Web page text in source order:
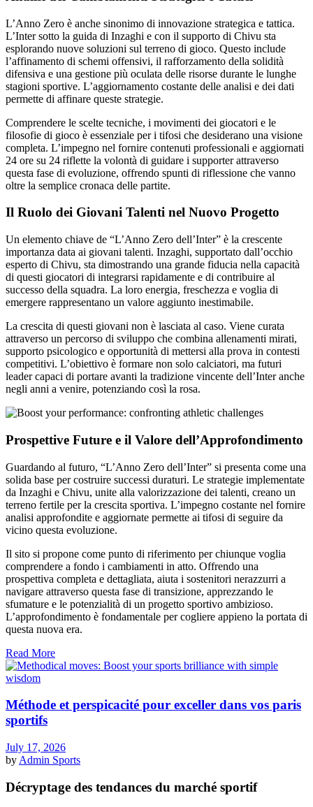
L’Anno Zero è anche sinonimo di innovazione strategica e tattica.
L’Inter sotto la guida di Inzaghi e con il supporto di Chivu sta
esplorando nuove soluzioni sul terreno di gioco. Questo include
l’affinamento di schemi offensivi, il rafforzamento della solidità
difensiva e una gestione più oculata delle risorse durante le lunghe
stagioni sportive. L’aggiornamento costante delle analisi e dei dati
permette di affinare queste strategie.
Comprendere le scelte tecniche, i movimenti dei giocatori e le
filosofie di gioco è essenziale per i tifosi che desiderano una visione
completa. L’impegno nel fornire contenuti professionali e aggiornati
24 ore su 24 riflette la volontà di guidare i supporter attraverso
questa fase di evoluzione, offrendo spunti di riflessione che vanno
oltre la semplice cronaca delle partite.
Il Ruolo dei Giovani Talenti nel Nuovo Progetto
Un elemento chiave de “L’Anno Zero dell’Inter” è la crescente
importanza data ai giovani talenti. Inzaghi, supportato dall’occhio
esperto di Chivu, sta dimostrando una grande fiducia nella capacità
di questi giocatori di integrarsi rapidamente e di contribuire al
successo della squadra. La loro energia, freschezza e voglia di
emergere rappresentano un valore aggiunto inestimabile.
La crescita di questi giovani non è lasciata al caso. Viene curata
attraverso un percorso di sviluppo che combina allenamenti mirati,
supporto psicologico e opportunità di mettersi alla prova in contesti
competitivi. L’obiettivo è formare non solo calciatori, ma futuri
leader capaci di portare avanti la tradizione vincente dell’Inter anche
negli anni a venire, potenziando così la rosa.
Prospettive Future e il Valore dell’Approfondimento
Guardando al futuro, “L’Anno Zero dell’Inter” si presenta come una
solida base per costruire successi duraturi. Le strategie implementate
da Inzaghi e Chivu, unite alla valorizzazione dei talenti, creano un
terreno fertile per la crescita sportiva. L’impegno costante nel fornire
analisi approfondite e aggiornate permette ai tifosi di seguire da
vicino questa evoluzione.
Il sito si propone come punto di riferimento per chiunque voglia
comprendere a fondo i cambiamenti in atto. Offrendo una
prospettiva completa e dettagliata, aiuta i sostenitori nerazzurri a
navigare attraverso questa fase di transizione, apprezzando le
sfumature e le potenzialità di un progetto sportivo ambizioso.
L’approfondimento è fondamentale per cogliere appieno la portata di
questa nuova era.
Read More
Méthode et perspicacité pour exceller dans vos paris
sportifs
July 17, 2026
by Admin Sports
Décryptage des tendances du marché sportif